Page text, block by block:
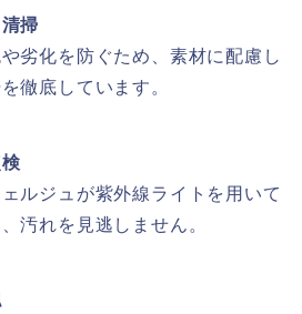
掃
劣化を防ぐため、素材に配慮し
徹底しています。
ルジュが紫外線ライトを用いて
汚れを見逃しません。